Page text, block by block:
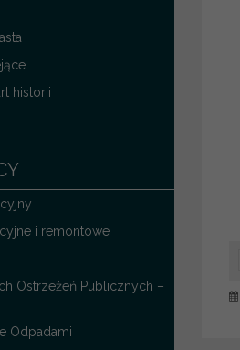
historii
i remontowe
Ostrzeżeń Publicznych –
Odpadami